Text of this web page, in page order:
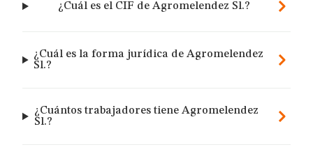
¿Cuál es el CIF de Agromelendez Sl.?
¿Cuál es la forma jurídica de Agromelendez
Sl.?
¿Cuántos trabajadores tiene Agromelendez
Sl.?